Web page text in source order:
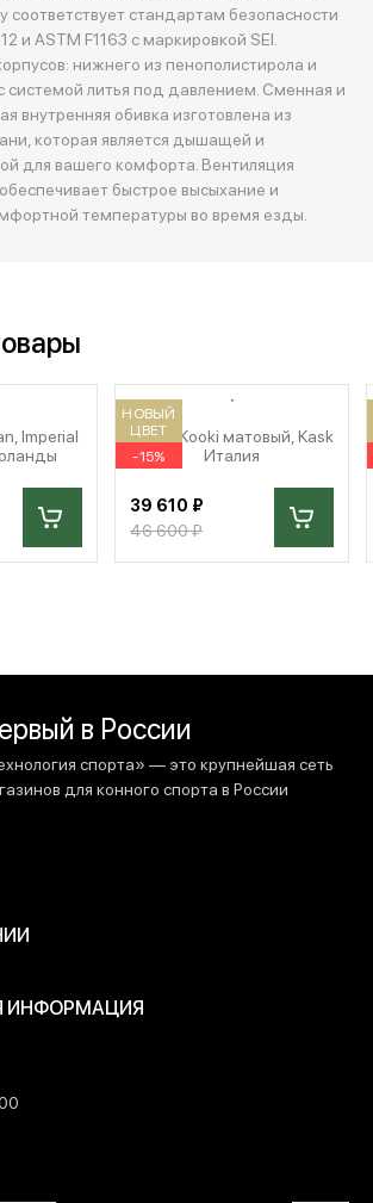
соответствует стандартам безопасности
и ASTM F1163 с маркировкой SEI.
нижнего из пенополистирола и
системой литья под давлением. Сменная и
внутренняя обивка изготовлена из
которая является дышащей и
для вашего комфорта. Вентиляция
быстрое высыхание и
температуры во время езды.
Imperial
НОВЫЙ
ЦВЕТ
-15%
Шлем Kooki матовый, Kask
Италия
39 610 ₽
46 600 ₽
в России
спорта» — это крупнейшая сеть
для конного спорта в России
ИНФОРМАЦИЯ